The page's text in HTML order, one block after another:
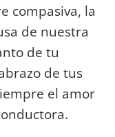
compasiva, la
de nuestra
de tu
de tus
el amor